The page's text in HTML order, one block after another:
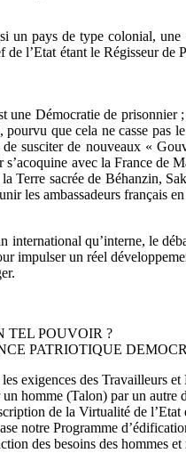
un pays de type colonial,
l’Etat étant le Régisseur de
une Démocratie de
pourvu que cela ne casse pas
de susciter de nouveaux «
avec la France de
Terre sacrée de Béhanzin,
les ambassadeurs français
international qu’interne, le
impulser un réel
TEL POUVOIR ?
PATRIOTIQUE
exigences des Travailleurs
un homme (Talon) par un
de la Virtualité de
notre Programme
des besoins des hommes